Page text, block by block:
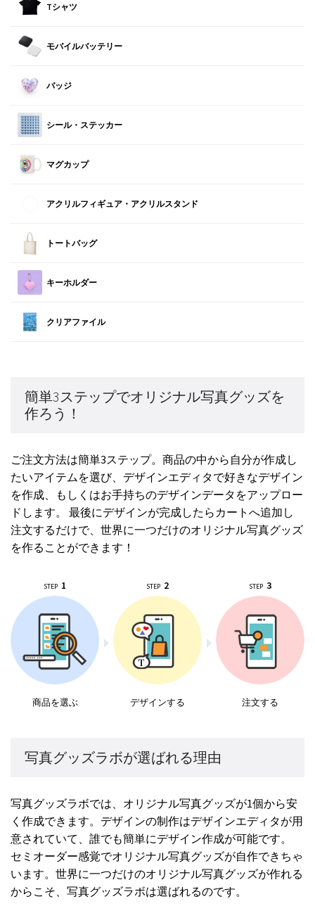
Tシャツ
モバイルバッテリー
バッジ
シール・ステッカー
マグカップ
アクリルフィギュア・アクリルスタンド
トートバッグ
キーホルダー
クリアファイル
簡単3ステップでオリジナル写真グッズを
作ろう！
ご注文方法は簡単3ステップ。商品の中から自分が作成し
たいアイテムを選び、デザインエディタで好きなデザイン
を作成、もしくはお手持ちのデザインデータをアップロー
ドします。 最後にデザインが完成したらカートへ追加し
注文するだけで、世界に一つだけのオリジナル写真グッズ
を作ることができます！
STEP 1
商品を選ぶ
STEP 2
デザインする
STEP 3
注文する
写真グッズラボが選ばれる理由
写真グッズラボでは、オリジナル写真グッズが1個から安
く作成できます。デザインの制作はデザインエディタが用
意されていて、誰でも簡単にデザイン作成が可能です。
セミオーダー感覚でオリジナル写真グッズが自作できちゃ
います。世界に一つだけのオリジナル写真グッズが作れる
からこそ、写真グッズラボは選ばれるのです。